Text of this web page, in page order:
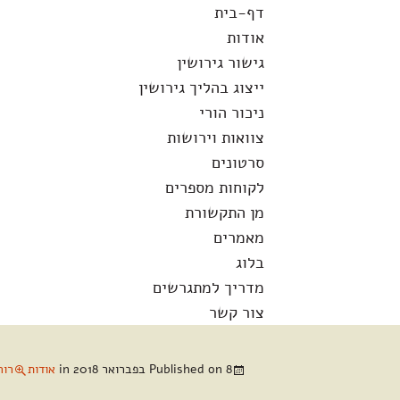
לדלג
לתוכן
דף-בית
אודות
גישור גירושין
ייצוג בהליך גירושין
ניכור הורי
צוואות וירושות
סרטונים
לקוחות מספרים
מן התקשורת
מאמרים
בלוג
מדריך למתגרשים
צור קשר
חיפוש:
Published on 8 בפברואר 2018 אודות